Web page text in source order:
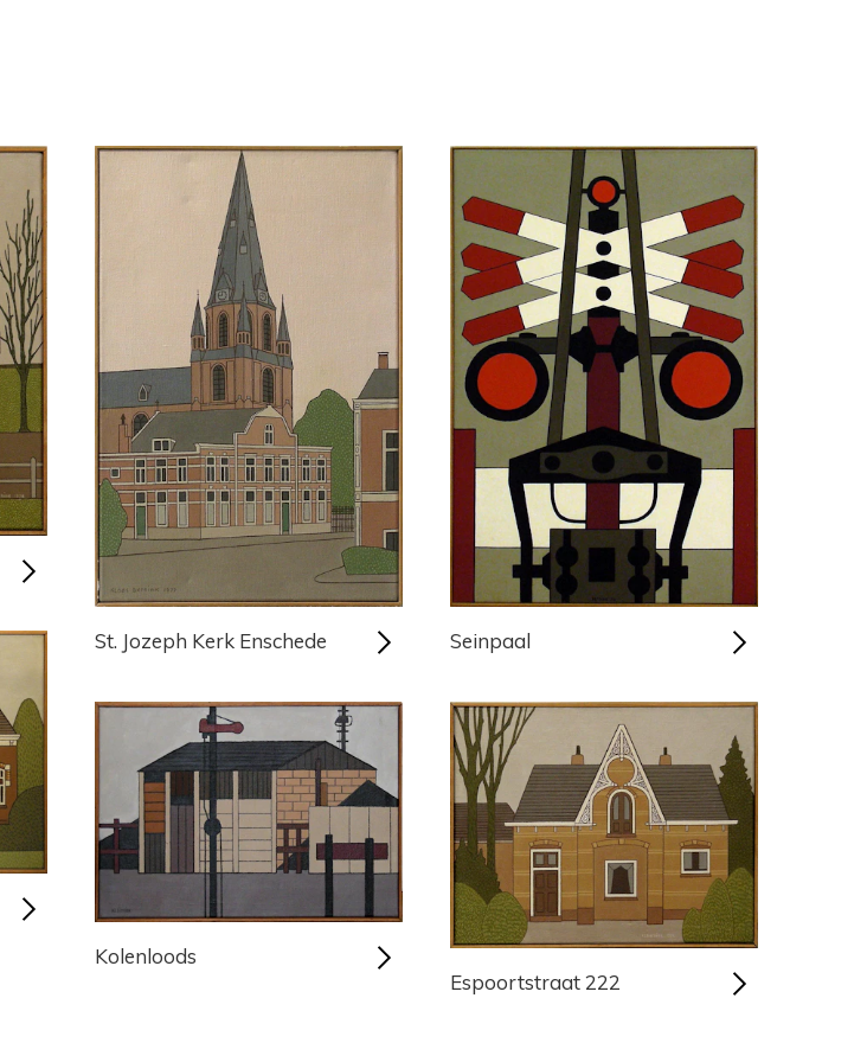
St. Jozeph Kerk Enschede Seinpaal
Kolenloods
Espoortstraat 222